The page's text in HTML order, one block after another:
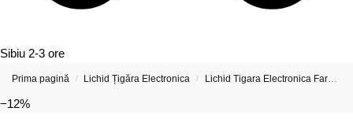
Sibiu 2-3 ore
Prima pagină / Lichid Țigăra Electronica / Lichid Tigara Electronica Fara Nicotina
−12%